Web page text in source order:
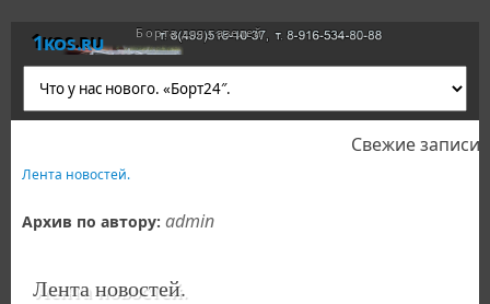
1kos.ru Борта для газелей
Свежие записи
Лента новостей.
Архив по автору: admin
Лента новостей.